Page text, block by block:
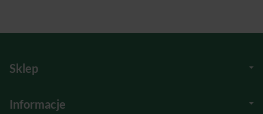
Sklep
Informacje